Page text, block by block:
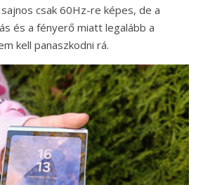
csak 60Hz-re képes, de a
és a fényerő miatt legalább a
kell panaszkodni rá.